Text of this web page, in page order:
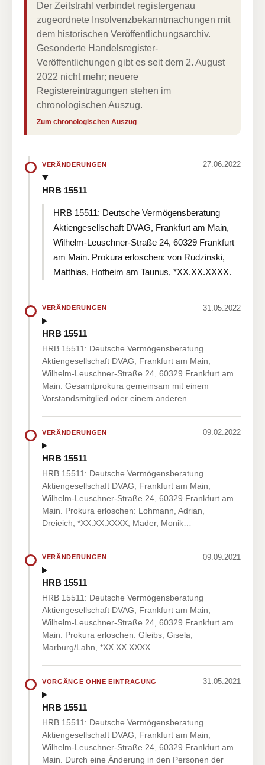
Der Zeitstrahl verbindet registergenau
zugeordnete Insolvenzbekanntmachungen mit
dem historischen Veröffentlichungsarchiv.
Gesonderte Handelsregister-
Veröffentlichungen gibt es seit dem 2. August
2022 nicht mehr; neuere
Registereintragungen stehen im
chronologischen Auszug.
Zum chronologischen Auszug
VERÄNDERUNGEN 27.06.2022
HRB 15511
HRB 15511: Deutsche Vermögensberatung
Aktiengesellschaft DVAG, Frankfurt am Main,
Wilhelm-Leuschner-Straße 24, 60329 Frankfurt
am Main. Prokura erloschen: von Rudzinski,
Matthias, Hofheim am Taunus, *XX.XX.XXXX.
VERÄNDERUNGEN 31.05.2022
HRB 15511
HRB 15511: Deutsche Vermögensberatung
Aktiengesellschaft DVAG, Frankfurt am Main,
Wilhelm-Leuschner-Straße 24, 60329 Frankfurt am
Main. Gesamtprokura gemeinsam mit einem
Vorstandsmitglied oder einem anderen …
VERÄNDERUNGEN 09.02.2022
HRB 15511
HRB 15511: Deutsche Vermögensberatung
Aktiengesellschaft DVAG, Frankfurt am Main,
Wilhelm-Leuschner-Straße 24, 60329 Frankfurt am
Main. Prokura erloschen: Lohmann, Adrian,
Dreieich, *XX.XX.XXXX; Mader, Monik…
VERÄNDERUNGEN 09.09.2021
HRB 15511
HRB 15511: Deutsche Vermögensberatung
Aktiengesellschaft DVAG, Frankfurt am Main,
Wilhelm-Leuschner-Straße 24, 60329 Frankfurt am
Main. Prokura erloschen: Gleibs, Gisela,
Marburg/Lahn, *XX.XX.XXXX.
VORGÄNGE OHNE EINTRAGUNG 31.05.2021
HRB 15511
HRB 15511: Deutsche Vermögensberatung
Aktiengesellschaft DVAG, Frankfurt am Main,
Wilhelm-Leuschner-Straße 24, 60329 Frankfurt am
Main. Durch eine Änderung in den Personen der